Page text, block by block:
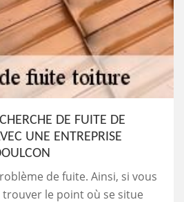
DE FUITE DE
UNE ENTREPRISE
de fuite. Ainsi, si vous
trouver le point où se situe